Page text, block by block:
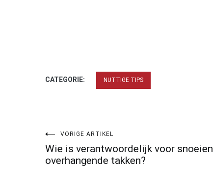
CATEGORIE: NUTTIGE TIPS
Bericht
navigatie
VORIGE ARTIKEL
Wie is verantwoordelijk voor snoeien
overhangende takken?